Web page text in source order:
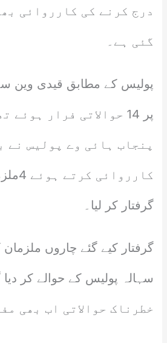
درج کرنے کی کارروائی
گئی ہے۔
پولیس کے مطابق قیدی وین
پر 14 حوالاتی فرار
پنجاب ہائی وے پولیس نے
گرفتار کر لیا۔
گرفتار کیے گئے چاروں ملزمان
خطرناک حوالاتی اب بھی